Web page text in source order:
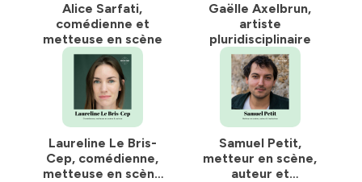
Alice Sarfati,
comédienne et
metteuse en scène
Gaëlle Axelbrun,
artiste
pluridisciplinaire
Laureline Le Bris-
Cep, comédienne,
metteuse en scène
Samuel Petit,
metteur en scène,
auteur et